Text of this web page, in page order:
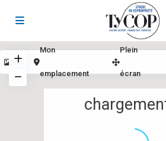
Vue
Mon
emplacement
Plein
écran